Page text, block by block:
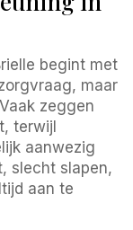
begint met
maar
zeggen
terwijl
aanwezig
slecht slapen,
aan te